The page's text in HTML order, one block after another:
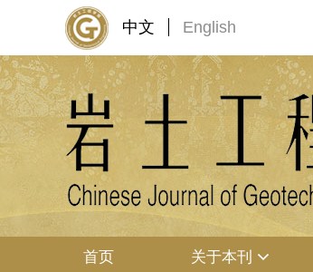
中文 English
首页 关于本刊